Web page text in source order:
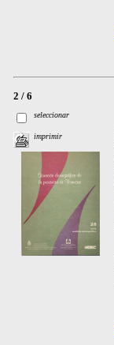
2 / 6
seleccionar
imprimir